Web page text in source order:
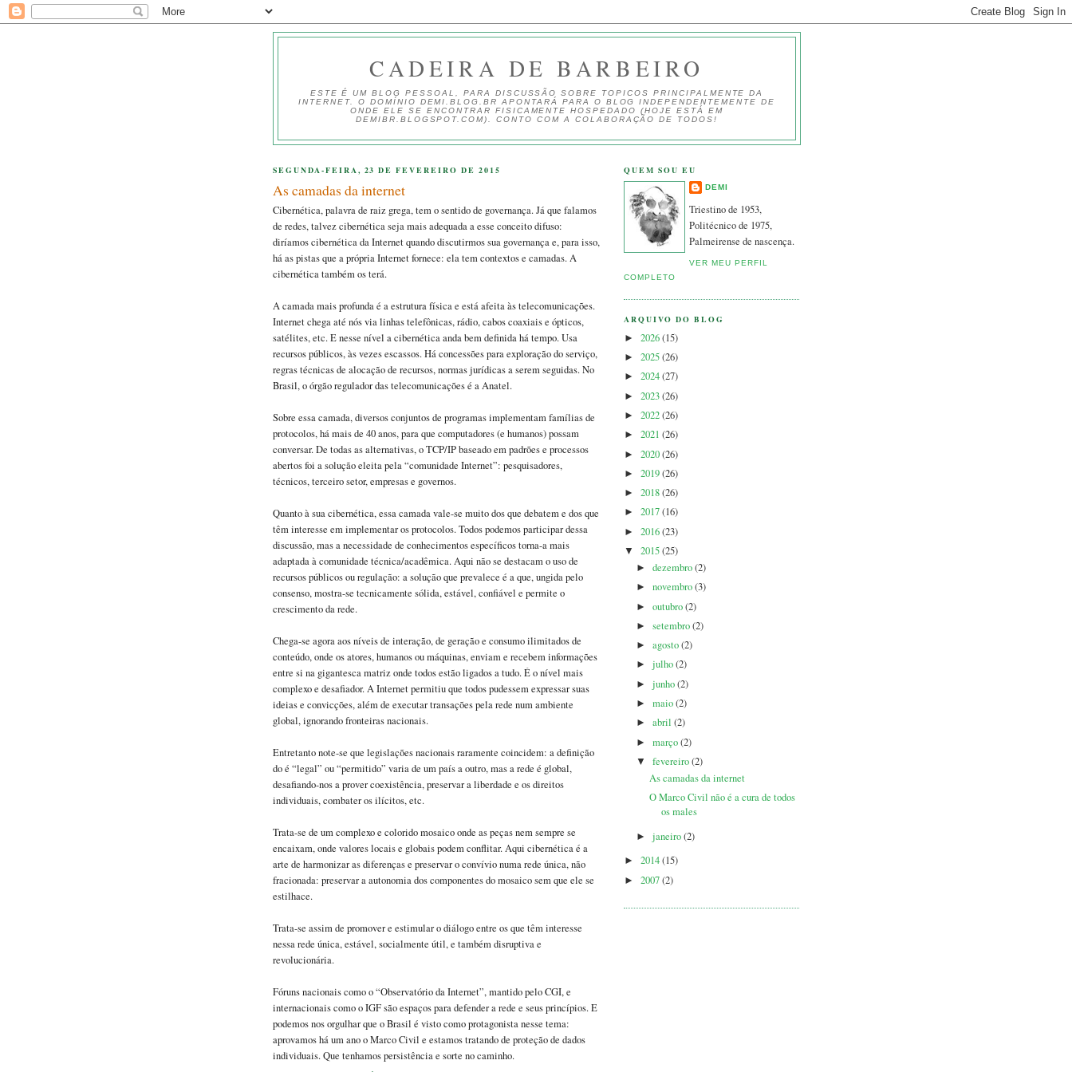
CADEIRA DE BARBEIRO
ESTE É UM BLOG PESSOAL, PARA DISCUSSÃO SOBRE TOPICOS PRINCIPALMENTE DA
INTERNET. O DOMÍNIO DEMI.BLOG.BR APONTARÁ PARA O BLOG INDEPENDENTEMENTE DE
ONDE ELE SE ENCONTRAR FISICAMENTE HOSPEDADO (HOJE ESTÁ EM
DEMIBR.BLOGSPOT.COM). CONTO COM A COLABORAÇÃO DE TODOS!
SEGUNDA-FEIRA, 23 DE FEVEREIRO DE 2015
As camadas da internet
Cibernética, palavra de raiz grega, tem o sentido de governança. Já que falamos
de redes, talvez cibernética seja mais adequada a esse conceito difuso:
diríamos cibernética da Internet quando discutirmos sua governança e, para isso,
há as pistas que a própria Internet fornece: ela tem contextos e camadas. A
cibernética também os terá.
A camada mais profunda é a estrutura física e está afeita às telecomunicações.
Internet chega até nós via linhas telefônicas, rádio, cabos coaxiais e ópticos,
satélites, etc. E nesse nível a cibernética anda bem definida há tempo. Usa
recursos públicos, às vezes escassos. Há concessões para exploração do serviço,
regras técnicas de alocação de recursos, normas jurídicas a serem seguidas. No
Brasil, o órgão regulador das telecomunicações é a Anatel.
Sobre essa camada, diversos conjuntos de programas implementam famílias de
protocolos, há mais de 40 anos, para que computadores (e humanos) possam
conversar. De todas as alternativas, o TCP/IP baseado em padrões e processos
abertos foi a solução eleita pela “comunidade Internet”: pesquisadores,
técnicos, terceiro setor, empresas e governos.
Quanto à sua cibernética, essa camada vale-se muito dos que debatem e dos que
têm interesse em implementar os protocolos. Todos podemos participar dessa
discussão, mas a necessidade de conhecimentos específicos torna-a mais
adaptada à comunidade técnica/acadêmica. Aqui não se destacam o uso de
recursos públicos ou regulação: a solução que prevalece é a que, ungida pelo
consenso, mostra-se tecnicamente sólida, estável, confiável e permite o
crescimento da rede.
Chega-se agora aos níveis de interação, de geração e consumo ilimitados de
conteúdo, onde os atores, humanos ou máquinas, enviam e recebem informações
entre si na gigantesca matriz onde todos estão ligados a tudo. É o nível mais
complexo e desafiador. A Internet permitiu que todos pudessem expressar suas
ideias e convicções, além de executar transações pela rede num ambiente
global, ignorando fronteiras nacionais.
Entretanto note-se que legislações nacionais raramente coincidem: a definição
do é “legal” ou “permitido” varia de um país a outro, mas a rede é global,
desafiando-nos a prover coexistência, preservar a liberdade e os direitos
individuais, combater os ilícitos, etc.
Trata-se de um complexo e colorido mosaico onde as peças nem sempre se
encaixam, onde valores locais e globais podem conflitar. Aqui cibernética é a
arte de harmonizar as diferenças e preservar o convívio numa rede única, não
fracionada: preservar a autonomia dos componentes do mosaico sem que ele se
estilhace.
Trata-se assim de promover e estimular o diálogo entre os que têm interesse
nessa rede única, estável, socialmente útil, e também disruptiva e
revolucionária.
Fóruns nacionais como o “Observatório da Internet”, mantido pelo CGI, e
internacionais como o IGF são espaços para defender a rede e seus princípios. E
podemos nos orgulhar que o Brasil é visto como protagonista nesse tema:
aprovamos há um ano o Marco Civil e estamos tratando de proteção de dados
individuais. Que tenhamos persistência e sorte no caminho.
QUEM SOU EU
DEMI
Triestino de 1953,
Politécnico de 1975,
Palmeirense de nascença.
VER MEU PERFIL
COMPLETO
ARQUIVO DO BLOG
► 2026(15)
► 2025(26)
► 2024(27)
► 2023(26)
► 2022(26)
► 2021 (26)
► 2020(26)
► 2019(26)
► 2018(26)
► 2017(16)
► 2016(23)
▼ 2015(25)
►dezembro(2)
►novembro(3)
►outubro(2)
►setembro(2)
►agosto(2)
►julho(2)
►junho(2)
►maio(2)
►abril(2)
►março(2)
▼fevereiro(2)
As camadas da internet
O Marco Civil não é a cura de todos
os males
►janeiro(2)
► 2014(15)
► 2007(2)